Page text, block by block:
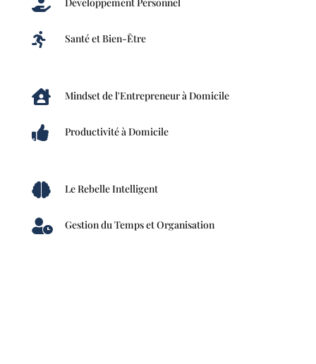
 Développement Personnel
 Santé et Bien-Être
 Mindset de l'Entrepreneur à Domicile
 Productivité à Domicile
 Le Rebelle Intelligent
 Gestion du Temps et Organisation